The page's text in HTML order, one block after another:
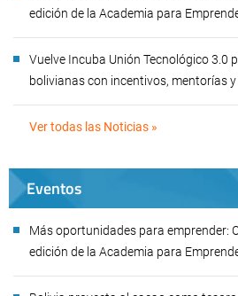
edición de la Academia para
Vuelve Incuba Unión Tecnológico 3.0
bolivianas con incentivos, mentorías
Ver todas las Noticias »
Eventos
Más oportunidades para emprender:
edición de la Academia para